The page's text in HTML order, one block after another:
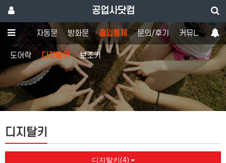
공업사닷컴
화도어 자동문 방화문 출입통제 문의/후기 커뮤니티
도어락 디지탈키 보조키
디지탈키
디지탈키(4)